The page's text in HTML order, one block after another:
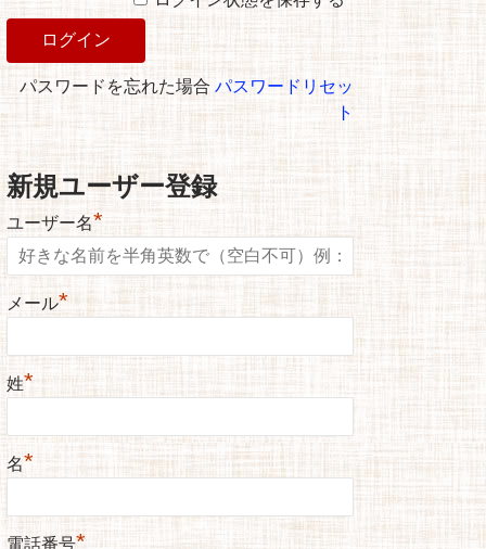
パスワードを忘れた場合パスワードリセッ
ト
新規ユーザー登録
ユーザー名*
メール*
姓*
名*
電話番号*